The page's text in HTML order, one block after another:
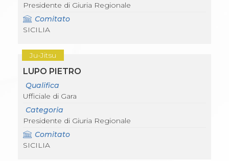
Presidente di Giuria Regionale
Comitato
SICILIA
Ju-Jitsu
LUPO PIETRO
Qualifica
Ufficiale di Gara
Categoria
Presidente di Giuria Regionale
Comitato
SICILIA